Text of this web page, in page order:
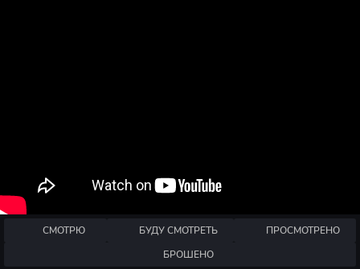
СМОТРЮ БУДУ СМОТРЕТЬ
ПРОСМОТРЕНО
БРОШЕНО